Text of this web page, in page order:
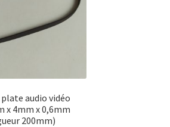
audio vidéo
x 4mm x 0,6mm
200mm)